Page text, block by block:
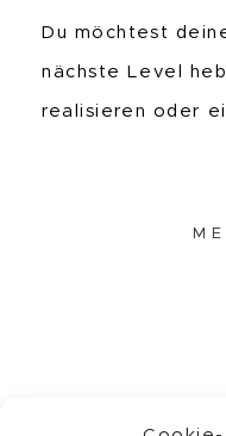
Du möchtest
nächste Level
realisieren oder